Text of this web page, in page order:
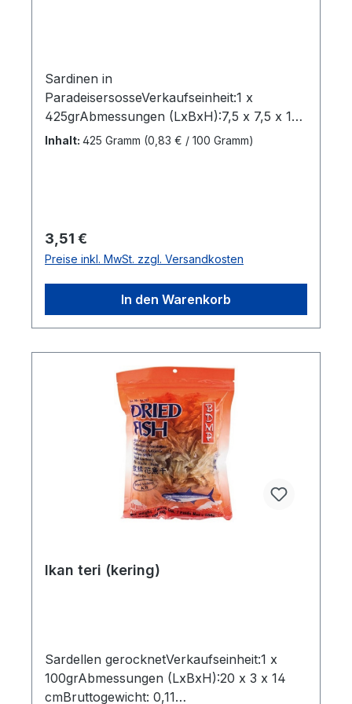
Sardinen in
ParadeisersosseVerkaufseinheit:1 x
425grAbmessungen (LxBxH):7,5 x 7,5 x 11
cmBruttogewicht: 0,492
kgBarcode: 9199999023198"
Inhalt: 425 Gramm (0,83 € / 100 Gramm)
Regulärer Preis:
3,51 €
Preise inkl. MwSt. zzgl. Versandkosten
In den Warenkorb
Ikan teri (kering)
Sardellen gerocknetVerkaufseinheit:1 x
100grAbmessungen (LxBxH):20 x 3 x 14
cmBruttogewicht: 0,11